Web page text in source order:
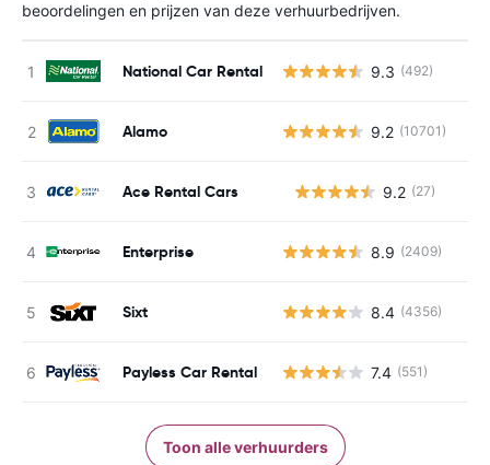
beoordelingen en prijzen van deze verhuurbedrijven.
National Car Rental 9.3 (492)
Alamo 9.2 (10701)
Ace Rental Cars 9.2 (27)
Enterprise 8.9 (2409)
Sixt 8.4 (4356)
Payless Car Rental 7.4 (551)
Toon alle verhuurders